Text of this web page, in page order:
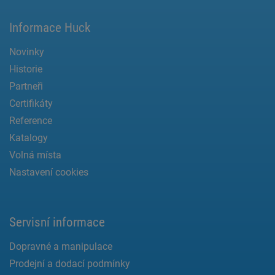
Informace Huck
Novinky
Historie
Partneři
Certifikáty
Reference
Katalogy
Volná místa
Nastavení cookies
Servisní informace
Dopravné a manipulace
Prodejní a dodací podmínky